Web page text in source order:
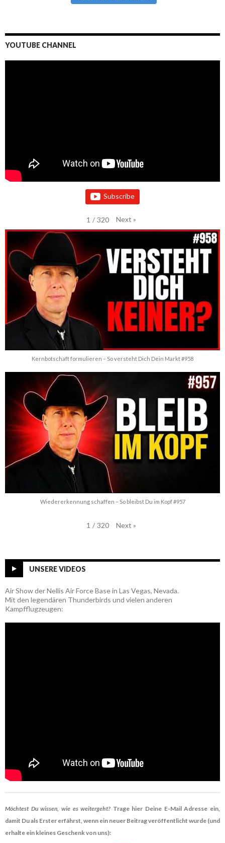
YOUTUBE CHANNEL
Subscribe
1 / 320 Next »
Kernbotschaft formulieren – So versteht Dich Dein Markt #958
Wiedererkennung schaffen – So bleibst Du im Kopf #957
1 / 320 Next »
UNSERE VIDEOS
Air Show der Nellis Air Force Base in Las Vegas, Nevada.
Mit den legendären Thunderbirds und vielen anderen
Kampfflugzeugen:
Möchtest Du wissen, wie es weitergeht? Trage hier Deine E-Mail Adresse ein,
damit Du als Erster erfährst, wenn ein neuer Beitrag veröffentlicht wurde (und
erhalte ein kleines Geschenk von uns):